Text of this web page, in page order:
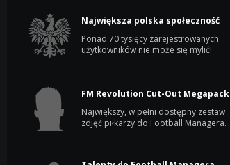
Największa polska społeczność
Ponad 70 tysięcy zarejestrowanych
użytkowników nie może się mylić!
FM Revolution Cut-Out Megapack
Największy, w pełni dostępny zestaw
zdjęć piłkarzy do Football Managera.